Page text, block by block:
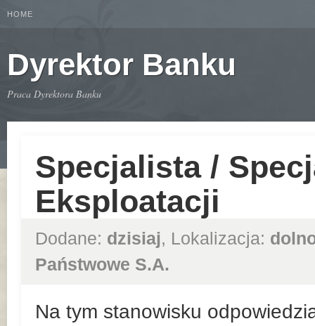
HOME
Dyrektor Banku
Praca Dyrektora Banku
Specjalista /
Eksploatacji
Dodane: dzisiaj, Lokalizacja:
Państwowe S.A.
Na tym stanowisku